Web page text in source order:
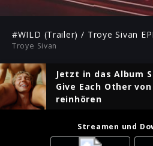
Play
#WILD (Trailer) / Troye Sivan
Troye Sivan
Jetzt in das Album
Give Each Other
reinhören
Streamen und